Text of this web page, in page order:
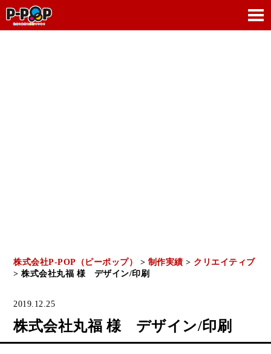
株式会社P-POP（ピーポップ） > 制作実績 > クリエイティブ
>株式会社丸福 様 デザイン/印刷
2019.12.25
株式会社丸福 様 デザイン/印刷